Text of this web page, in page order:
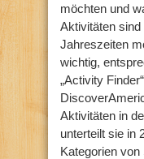
möchten und
Aktivitäten
Jahreszeiten
wichtig,
„Activity
Aktivitäten in
unterteilt sie in
Kategorien von